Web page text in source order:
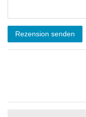
Rezension senden